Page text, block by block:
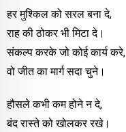
हर मुश्किल को सरल बना दे,
राह की ठोकर भी मिटा दे।
संकल्प करके जो कोई कार्य करे,
वो जीत का मार्ग सदा चुने।
हौसले कभी कम होने न दे,
बंद रास्ते को खोलकर रखे।